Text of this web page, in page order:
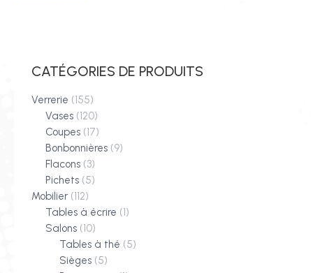
CATÉGORIES DE PRODUITS
Verrerie (155)
Vases (120)
Coupes (17)
Bonbonnières (9)
Flacons (3)
Pichets (5)
Mobilier (112)
Tables à écrire (1)
Salons (10)
Tables à thé (5)
Sièges (5)